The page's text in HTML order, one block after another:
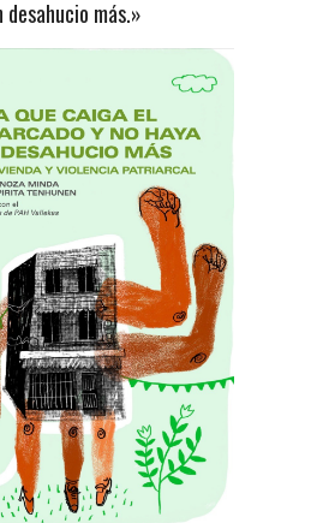
desahucio más.»